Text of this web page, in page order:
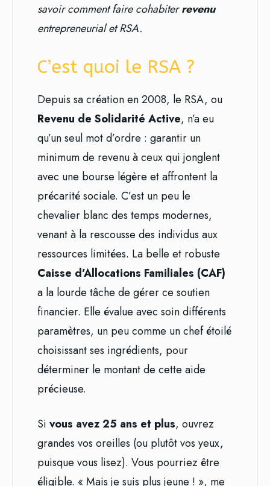
savoir comment faire cohabiterrevenu
entrepreneurial et RSA.
C’est quoi le RSA ?
Depuis sa création en 2008, le RSA, ou
Revenu de Solidarité Active, n’a eu
qu’un seul mot d’ordre : garantir un
minimum de revenu à ceux qui jonglent
avec une bourse légère et affrontent la
précarité sociale. C’est un peu le
chevalier blanc des temps modernes,
venant à la rescousse des individus aux
ressources limitées. La belle et robuste
Caisse d’Allocations Familiales (CAF)
a la lourde tâche de gérer ce soutien
financier. Elle évalue avec soin différents
paramètres, un peu comme un chef étoilé
choisissant ses ingrédients, pour
déterminer le montant de cette aide
précieuse.
Si vous avez 25 ans et plus, ouvrez
grandes vos oreilles (ou plutôt vos yeux,
puisque vous lisez). Vous pourriez être
éligible. « Mais je suis plus jeune ! », me